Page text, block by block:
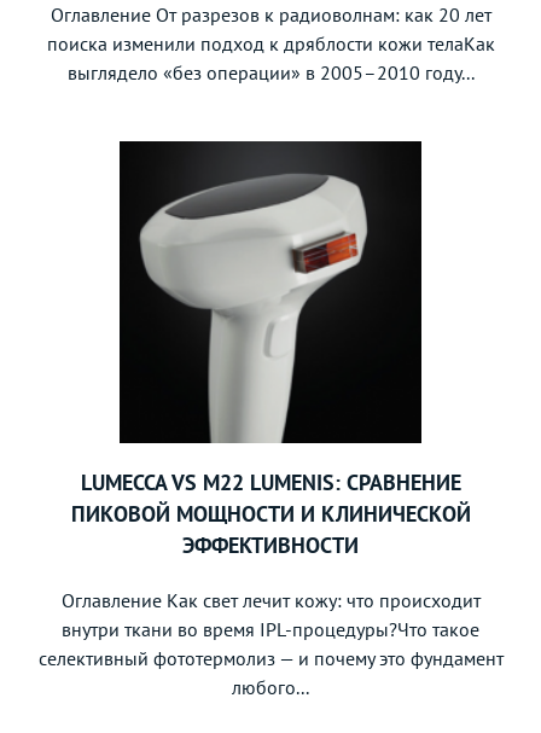
Оглавление От разрезов к радиоволнам: как 20 лет
поиска изменили подход к дряблости кожи телаКак
выглядело «без операции» в 2005–2010 году...
LUMECCA VS M22 LUMENIS: СРАВНЕНИЕ
ПИКОВОЙ МОЩНОСТИ И КЛИНИЧЕСКОЙ
ЭФФЕКТИВНОСТИ
Оглавление Как свет лечит кожу: что происходит
внутри ткани во время IPL-процедуры?Что такое
селективный фототермолиз — и почему это фундамент
любого...